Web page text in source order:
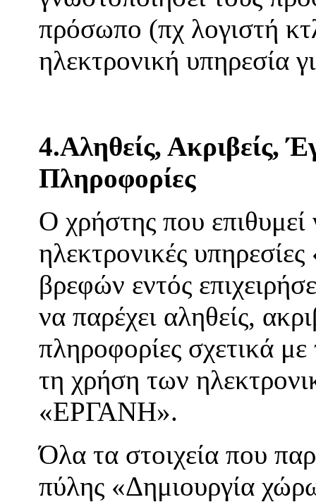
πρόσωπο (πχ λογιστή
ηλεκτρονική υπηρεσία
4.Αληθείς, Ακριβείς,
Πληροφορίες
Ο χρήστης που επιθυμεί
ηλεκτρονικές
βρεφών εντός
να παρέχει αληθείς,
πληροφορίες σχετικά
τη χρήση των
«ΕΡΓΑΝΗ».
Όλα τα στοιχεία που
πύλης «Δημιουργία